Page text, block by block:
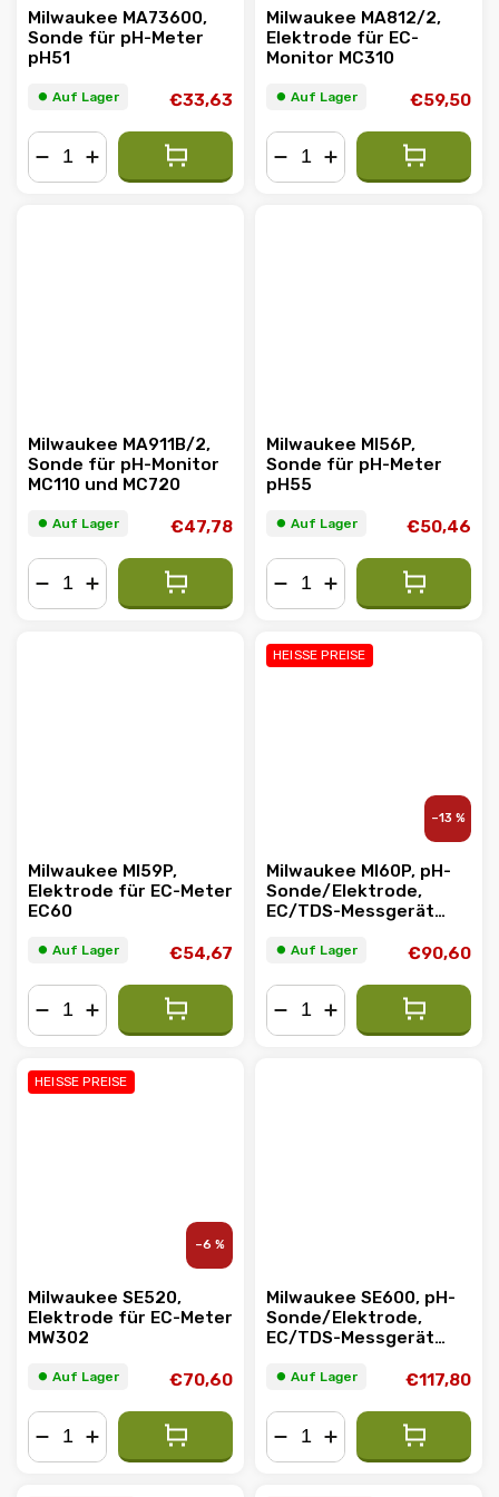
Milwaukee MA73600,
Sonde für pH-Meter
pH51
⏺︎ Auf Lager €33,63
Milwaukee MA812/2,
Elektrode für EC-
Monitor MC310
⏺︎ Auf Lager €59,50
Milwaukee MA911B/2,
Sonde für pH-Monitor
MC110 und MC720
⏺︎ Auf Lager €47,78
Milwaukee MI56P,
Sonde für pH-Meter
pH55
⏺︎ Auf Lager €50,46
Milwaukee MI59P,
Elektrode für EC-Meter
EC60
⏺︎ Auf Lager €54,67
HEISSE PREISE
–13 %
Milwaukee MI60P, pH-
Sonde/Elektrode,
EC/TDS-Messgerät
⏺︎ Auf Lager €90,60
HEISSE PREISE
–6 %
Milwaukee SE520,
Elektrode für EC-Meter
MW302
⏺︎ Auf Lager €70,60
Milwaukee SE600, pH-
Sonde/Elektrode,
EC/TDS-Messgerät
⏺︎ Auf Lager €117,80